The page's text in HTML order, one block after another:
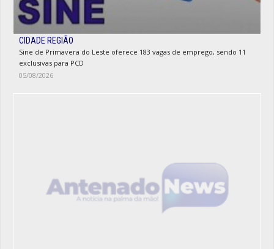
CIDADE REGIÃO
Sine de Primavera do Leste oferece 183 vagas de emprego, sendo 11
exclusivas para PCD
05/08/2026